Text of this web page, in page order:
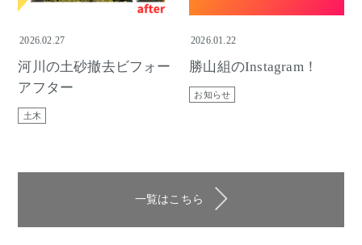
2026.02.27
河川の土砂撤去ビフォー
アフター
土木
2026.01.22
勝山組のInstagram！
お知らせ
一覧はこちら